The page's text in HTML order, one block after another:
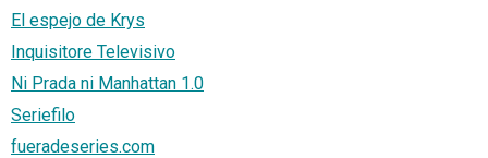
El espejo de Krys
Inquisitore Televisivo
Ni Prada ni Manhattan 1.0
Seriefilo
fueradeseries.com